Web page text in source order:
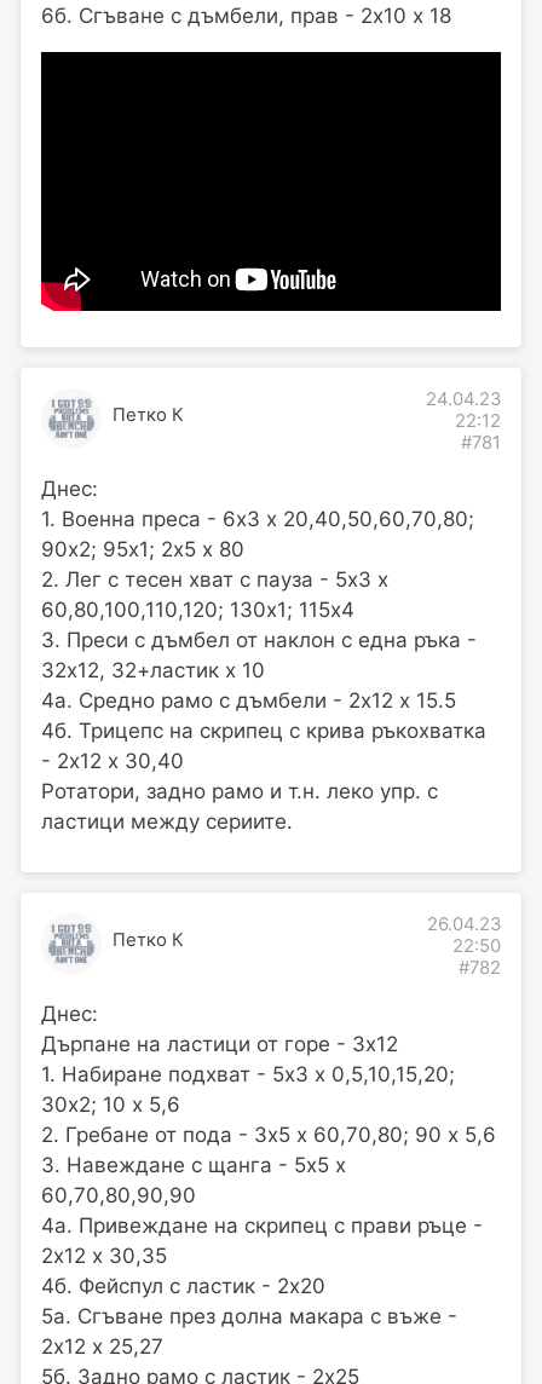
6б. Сгъване с дъмбели, прав - 2х10 х 18
Петко К
24.04.23
22:12
#781
Днес:
1. Военна преса - 6х3 х 20,40,50,60,70,80;
90х2; 95х1; 2х5 х 80
2. Лег с тесен хват с пауза - 5х3 х
60,80,100,110,120; 130х1; 115х4
3. Преси с дъмбел от наклон с една ръка -
32х12, 32+ластик х 10
4а. Средно рамо с дъмбели - 2х12 х 15.5
4б. Трицепс на скрипец с крива ръкохватка
- 2х12 х 30,40
Ротатори, задно рамо и т.н. леко упр. с
ластици между сериите.
Петко К
26.04.23
22:50
#782
Днес:
Дърпане на ластици от горе - 3х12
1. Набиране подхват - 5х3 х 0,5,10,15,20;
30х2; 10 х 5,6
2. Гребане от пода - 3х5 х 60,70,80; 90 х 5,6
3. Навеждане с щанга - 5х5 х
60,70,80,90,90
4а. Привеждане на скрипец с прави ръце -
2х12 х 30,35
4б. Фейспул с ластик - 2х20
5а. Сгъване през долна макара с въже -
2х12 х 25,27
5б. Задно рамо с ластик - 2х25